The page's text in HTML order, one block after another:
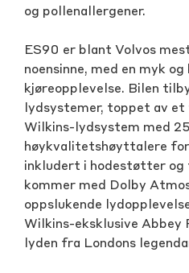
og pollenallergener.
ES90 er blant Volvos
noensinne, med en myk
kjøreopplevelse. Bilen
lydsystemer, toppet av
Wilkins-lydsystem med
høykvalitetshøyttalere
inkludert i hodestøtter
kommer med Dolby
oppslukende
Wilkins-eksklusive Abbey
lyden fra Londons